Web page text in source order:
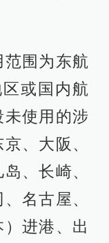
围为东航
或国内航
使用的涉
、大阪、
、长崎、
名古屋、
进港、出